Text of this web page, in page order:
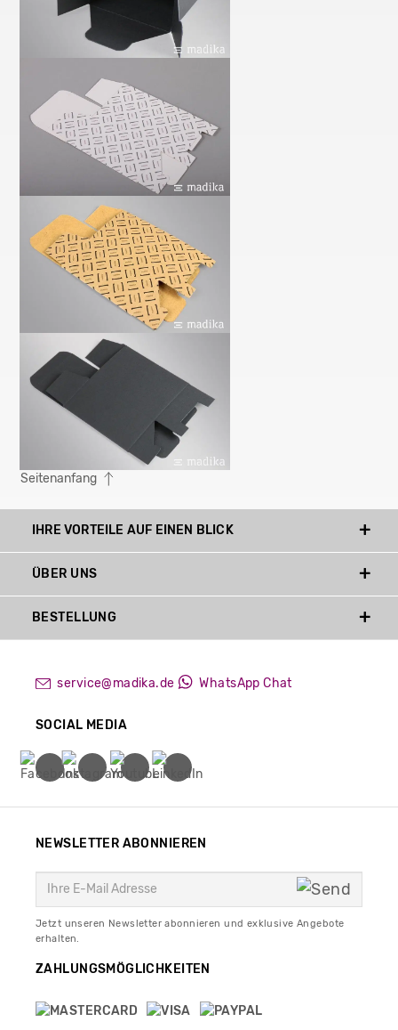
Seitenanfang
IHRE VORTEILE AUF EINEN BLICK
service@madika.de WhatsApp Chat
SOCIAL MEDIA
ÜBER UNS
BESTELLUNG
NEWSLETTER ABONNIEREN
Jetzt unseren Newsletter abonnieren und exklusive Angebote
erhalten.
ZAHLUNGSMÖGLICHKEITEN